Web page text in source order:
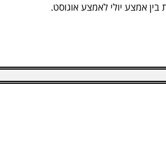
אמצע יולי לאמצע אוגוסט.